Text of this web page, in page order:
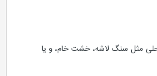
مثل سنگ لاشه، خشت خام، و یا